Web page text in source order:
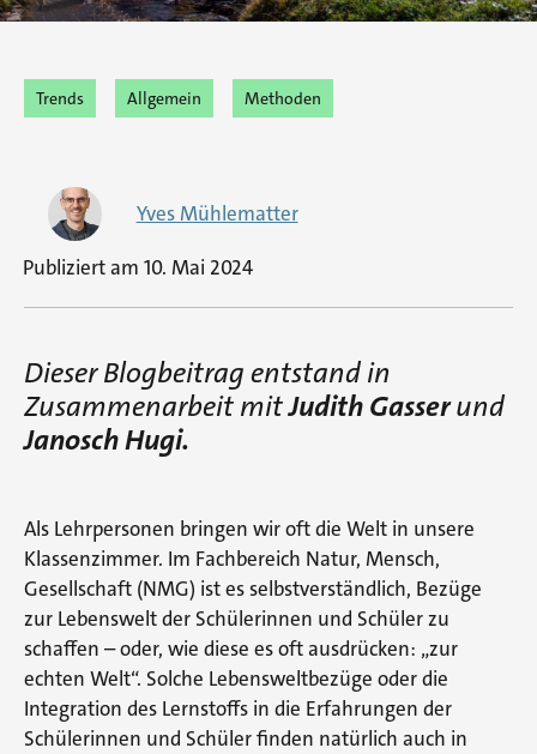
Trends Allgemein Methoden
Yves Mühlematter
Publiziert am 10. Mai 2024
Dieser Blogbeitrag entstand in
Zusammenarbeit mitJudith Gasserund
Janosch Hugi.
Als Lehrpersonen bringen wir oft die Welt in unsere
Klassenzimmer. Im Fachbereich Natur, Mensch,
Gesellschaft (NMG) ist es selbstverständlich, Bezüge
zur Lebenswelt der Schülerinnen und Schüler zu
schaffen – oder, wie diese es oft ausdrücken: „zur
echten Welt“. Solche Lebensweltbezüge oder die
Integration des Lernstoffs in die Erfahrungen der
Schülerinnen und Schüler finden natürlich auch in